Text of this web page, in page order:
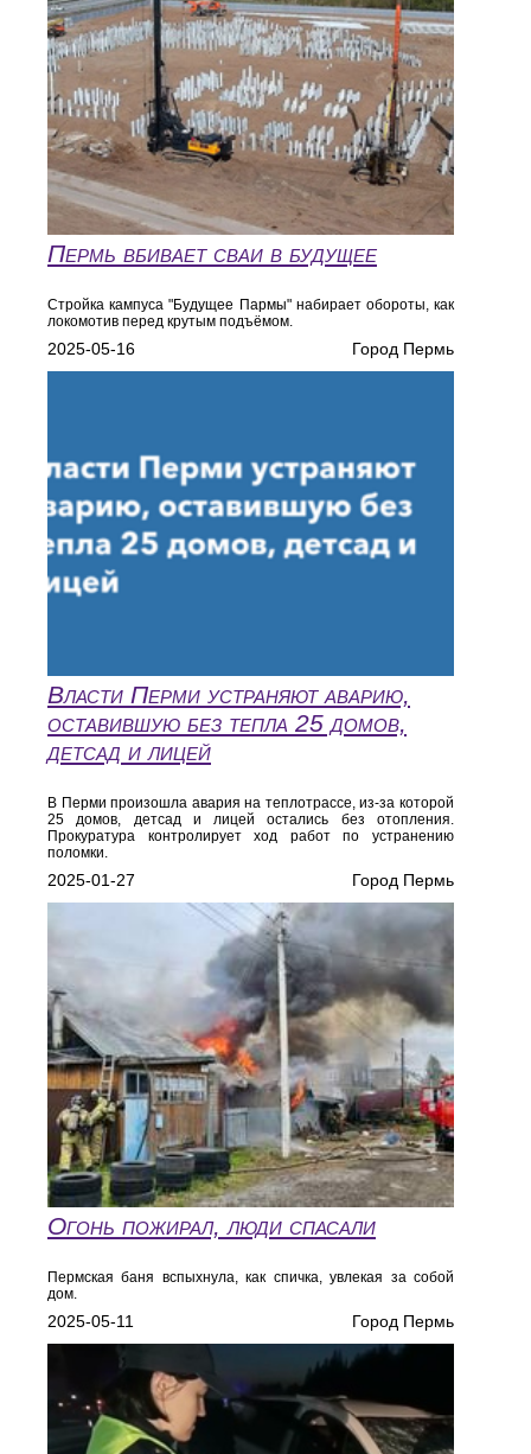
Пермь вбивает сваи в будущее
Стройка кампуса "Будущее Пармы" набирает обороты, как
локомотив перед крутым подъёмом.
2025-05-16 Город Пермь
Власти Перми устраняют аварию,
оставившую без тепла 25 домов,
детсад и лицей
В Перми произошла авария на теплотрассе, из-за которой
25 домов, детсад и лицей остались без отопления.
Прокуратура контролирует ход работ по устранению
поломки.
2025-01-27 Город Пермь
Огонь пожирал, люди спасали
Пермская баня вспыхнула, как спичка, увлекая за собой
дом.
2025-05-11 Город Пермь